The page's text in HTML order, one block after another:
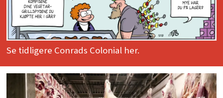
Se tidligere Conrads Colonial her.